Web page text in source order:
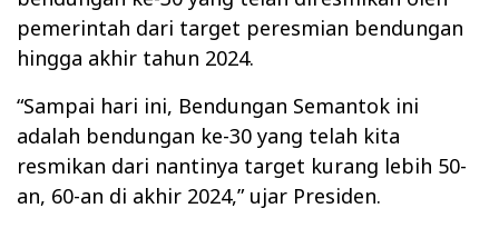
pemerintah dari target peresmian bendungan
hingga akhir tahun 2024.
“Sampai hari ini, Bendungan Semantok ini
adalah bendungan ke-30 yang telah kita
resmikan dari nantinya target kurang lebih 50-
an, 60-an di akhir 2024,” ujar Presiden.